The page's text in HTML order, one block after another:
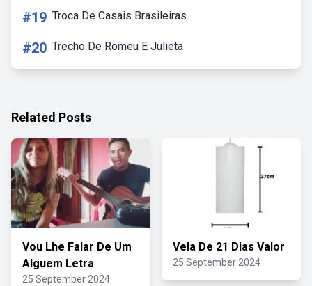
#19 Troca De Casais Brasileiras
#20 Trecho De Romeu E Julieta
Related Posts
Vou Lhe Falar De Um
Alguem Letra
25 September 2024
Vela De 21 Dias Valor
25 September 2024